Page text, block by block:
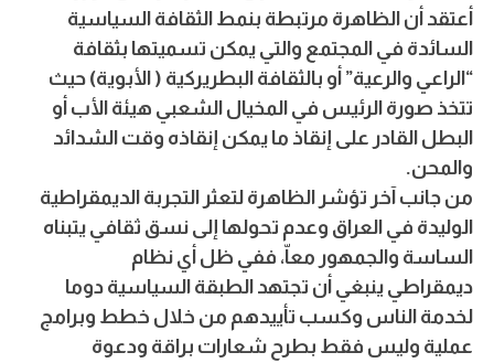
أعتقد أن الظاهرة مرتبطة بنمط الثقافة السياسية
السائدة في المجتمع والتي يمكن تسميتها بثقافة
“الراعي والرعية” أو بالثقافة البطريركية ( الأبوية) حيث
تتخذ صورة الرئيس في المخيال الشعبي هيئة الأب أو
البطل القادر على إنقاذ ما يمكن إنقاذه وقت الشدائد
والمحن.
من جانب آخر تؤشر الظاهرة لتعثر التجربة الديمقراطية
الوليدة في العراق وعدم تحولها إلى نسق ثقافي يتبناه
الساسة والجمهور معاّ، ففي ظل أي نظام
ديمقراطي ينبغي أن تجتهد الطبقة السياسية دوما
لخدمة الناس وكسب تأييدهم من خلال خطط وبرامج
عملية وليس فقط بطرح شعارات براقة ودعوة